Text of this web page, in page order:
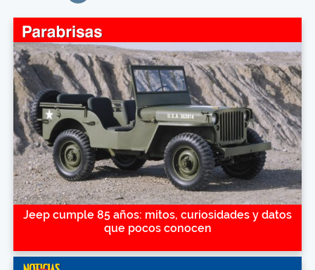
Jeep cumple 85 años: mitos, curiosidades y datos
que pocos conocen